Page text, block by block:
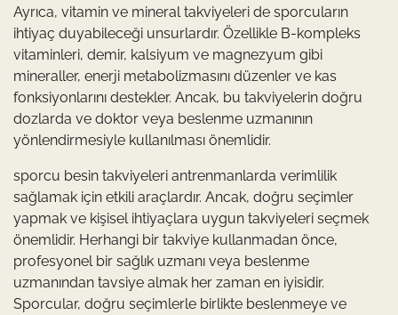
Ayrıca, vitamin ve mineral takviyeleri de sporcuların
ihtiyaç duyabileceği unsurlardır. Özellikle B-kompleks
vitaminleri, demir, kalsiyum ve magnezyum gibi
mineraller, enerji metabolizmasını düzenler ve kas
fonksiyonlarını destekler. Ancak, bu takviyelerin doğru
dozlarda ve doktor veya beslenme uzmanının
yönlendirmesiyle kullanılması önemlidir.
sporcu besin takviyeleri antrenmanlarda verimlilik
sağlamak için etkili araçlardır. Ancak, doğru seçimler
yapmak ve kişisel ihtiyaçlara uygun takviyeleri seçmek
önemlidir. Herhangi bir takviye kullanmadan önce,
profesyonel bir sağlık uzmanı veya beslenme
uzmanından tavsiye almak her zaman en iyisidir.
Sporcular, doğru seçimlerle birlikte beslenmeye ve